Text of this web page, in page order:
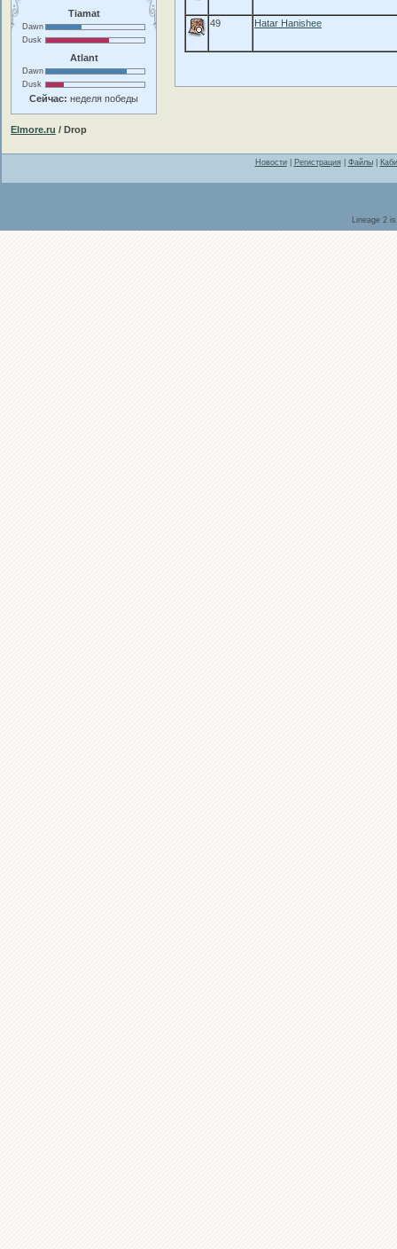
Tiamat
Dawn
Dusk
Atlant
Dawn
Dusk
Сейчас: неделя победы
49 Hatar Hanishee
Elmore.ru / Drop
Новости| Регистрация| Файлы|
Lineage 2